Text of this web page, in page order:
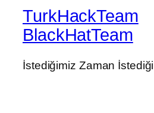
TurkHackTeam
BlackHatTeam
İstediğimiz Zaman